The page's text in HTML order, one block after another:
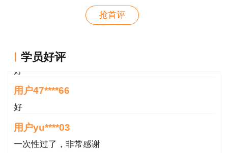
对策划咨询报告进行优化。参见教材P31。
抢首评
学员好评
用户47****66
用户47****66
好
用户yu****03
一次性过了，非常感谢